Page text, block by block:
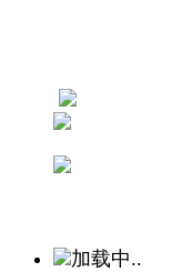
加载中..